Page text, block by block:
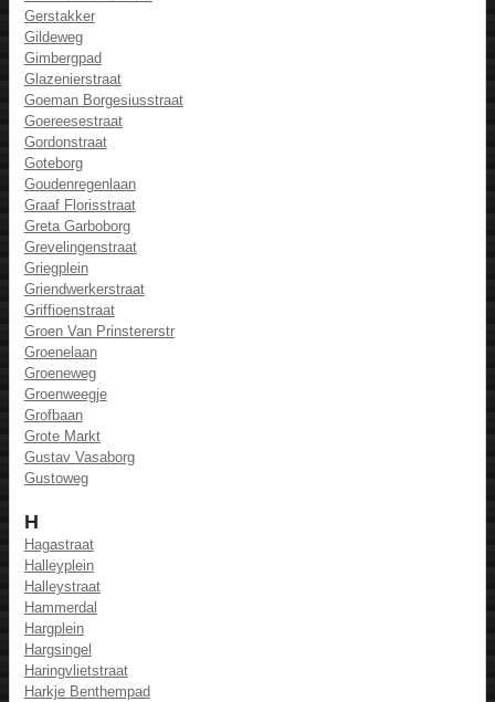
Gerstakker
Gildeweg
Gimbergpad
Glazenierstraat
Goeman Borgesiusstraat
Goereesestraat
Gordonstraat
Goteborg
Goudenregenlaan
Graaf Florisstraat
Greta Garboborg
Grevelingenstraat
Griegplein
Griendwerkerstraat
Griffioenstraat
Groen Van Prinstererstr
Groenelaan
Groeneweg
Groenweegje
Grofbaan
Grote Markt
Gustav Vasaborg
Gustoweg
H
Hagastraat
Halleyplein
Halleystraat
Hammerdal
Hargplein
Hargsingel
Haringvlietstraat
Harkje Benthempad